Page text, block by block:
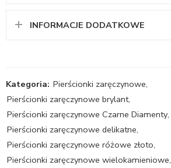
INFORMACJE DODATKOWE
Kategoria: Pierścionki zaręczynowe,
Pierścionki zaręczynowe brylant,
Pierścionki zaręczynowe Czarne Diamenty,
Pierścionki zaręczynowe delikatne,
Pierścionki zaręczynowe różowe złoto,
Pierścionki zaręczynowe wielokamieniowe,